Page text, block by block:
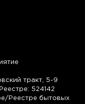
тракт, 5-9
524142
Реестре бытовых